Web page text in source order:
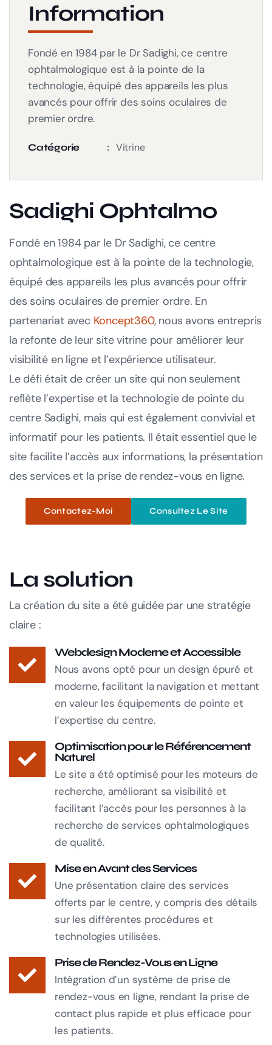
Information
Fondé en 1984 par le Dr Sadighi, ce centre
ophtalmologique est à la pointe de la
technologie, équipé des appareils les plus
avancés pour offrir des soins oculaires de
premier ordre.
Catégorie Vitrine
Sadighi Ophtalmo
Fondé en 1984 par le Dr Sadighi, ce centre
ophtalmologique est à la pointe de la technologie,
équipé des appareils les plus avancés pour offrir
des soins oculaires de premier ordre. En
partenariat avec Koncept360, nous avons entrepris
la refonte de leur site vitrine pour améliorer leur
visibilité en ligne et l’expérience utilisateur.
Le défi était de créer un site qui non seulement
reflète l’expertise et la technologie de pointe du
centre Sadighi, mais qui est également convivial et
informatif pour les patients. Il était essentiel que le
site facilite l’accès aux informations, la présentation
des services et la prise de rendez-vous en ligne.
Contactez-Moi Consultez Le Site
La solution
La création du site a été guidée par une stratégie
claire :
Webdesign Moderne et Accessible
Nous avons opté pour un design épuré et
moderne, facilitant la navigation et mettant
en valeur les équipements de pointe et
l’expertise du centre.
Optimisation pour le Référencement
Naturel
Le site a été optimisé pour les moteurs de
recherche, améliorant sa visibilité et
facilitant l’accès pour les personnes à la
recherche de services ophtalmologiques
de qualité.
Mise en Avant des Services
Une présentation claire des services
offerts par le centre, y compris des détails
sur les différentes procédures et
technologies utilisées.
Prise de Rendez-Vous en Ligne
Intégration d’un système de prise de
rendez-vous en ligne, rendant la prise de
contact plus rapide et plus efficace pour
les patients.